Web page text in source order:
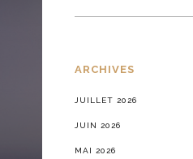
ARCHIVES
JUILLET 2026
JUIN 2026
MAI 2026